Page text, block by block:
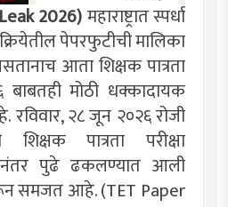
2026)महाराष्ट्रात स्पर्धा
पेपरफुटीची मालिका
आता शिक्षक पात्रता
बाबतही मोठी धक्कादायक
२८ जून २०२६ रोजी
शिक्षक पात्रता परीक्षा
पुढे ढकलण्यात आली
समजत आहे. (TET Paper